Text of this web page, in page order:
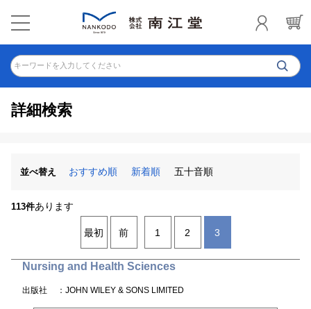
キーワードを入力してください
詳細検索
並べ替え おすすめ順 新着順 五十音順
113件あります
最初 前 1 2 3
Nursing and Health Sciences
出版社 ：JOHN WILEY & SONS LIMITED